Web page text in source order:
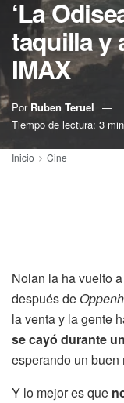
‘La
taquilla y
IMAX
Por Ruben Teruel
Tiempo de lectura: 3
Inicio Cine
Nolan la ha vuelto
después de
la venta y la gente
se cayó durante
esperando un buen
Y lo mejor es que